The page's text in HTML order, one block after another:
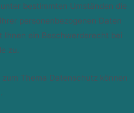
bestimmten Umständen die
personenbezogenen Daten
Ihnen ein Beschwerderecht bei
zu.
Thema Datenschutz können